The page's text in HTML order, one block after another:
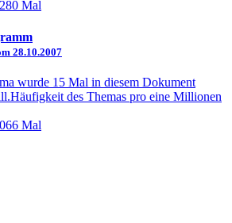
Mal
28.10.2007
wurde 15 Mal in diesem Dokument
Häufigkeit des Themas pro eine Millionen
Mal